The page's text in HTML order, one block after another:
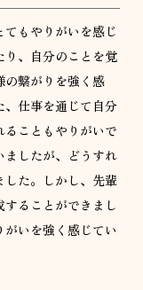
もやりがいを感じ
り、自分のことを覚
の繋がりを強く感
、仕事を通じて自分
こともやりがいで
したが、どうすれ
た。しかし、先輩
ることができまし
いを強く感じてい